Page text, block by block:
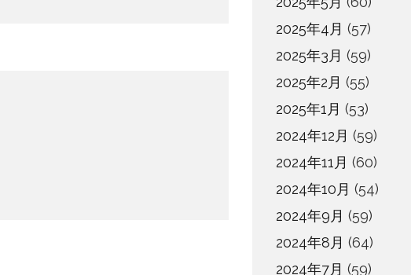
2025年4月 (57)
2025年3月 (59)
2025年2月 (55)
2025年1月 (53)
2024年12月 (59)
2024年11月 (60)
2024年10月 (54)
2024年9月 (59)
2024年8月 (64)
2024年7月 (59)